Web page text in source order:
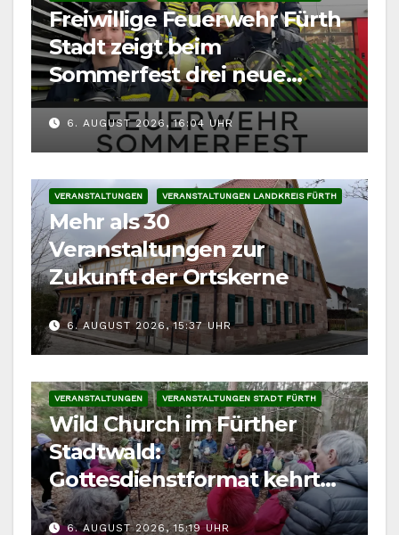
Freiwillige Feuerwehr Fürth
Stadt zeigt beim
Sommerfest drei neue
Fahrzeuge
6. AUGUST 2026, 16:04 UHR
VERANSTALTUNGEN VERANSTALTUNGEN LANDKREIS FÜRTH
Mehr als 30
Veranstaltungen zur
Zukunft der Ortskerne
6. AUGUST 2026, 15:37 UHR
VERANSTALTUNGEN VERANSTALTUNGEN STADT FÜRTH
Wild Church im Fürther
Stadtwald:
Gottesdienstformat kehrt
im August zurück
6. AUGUST 2026, 15:19 UHR